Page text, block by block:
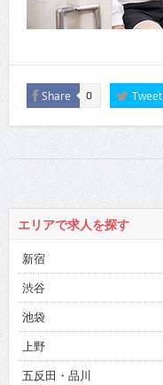
Share 0 Tweet
エリアで求人を探す
新宿
渋谷
池袋
上野
五反田・品川